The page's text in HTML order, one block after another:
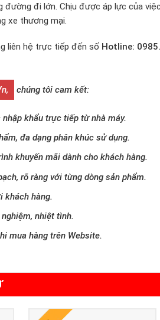
đường đi lớn. Chịu được áp lực của
xe thương mại.
liên hệ trực tiếp đến số Hotline:
chúng tôi cam kết:
khẩu trực tiếp từ nhà máy.
đa dạng phân khúc sử dụng.
khuyến mãi dành cho khách hàng.
rõ ràng với từng dòng sản phẩm.
khách hàng.
nhiệt tình.
mua hàng trên Website.